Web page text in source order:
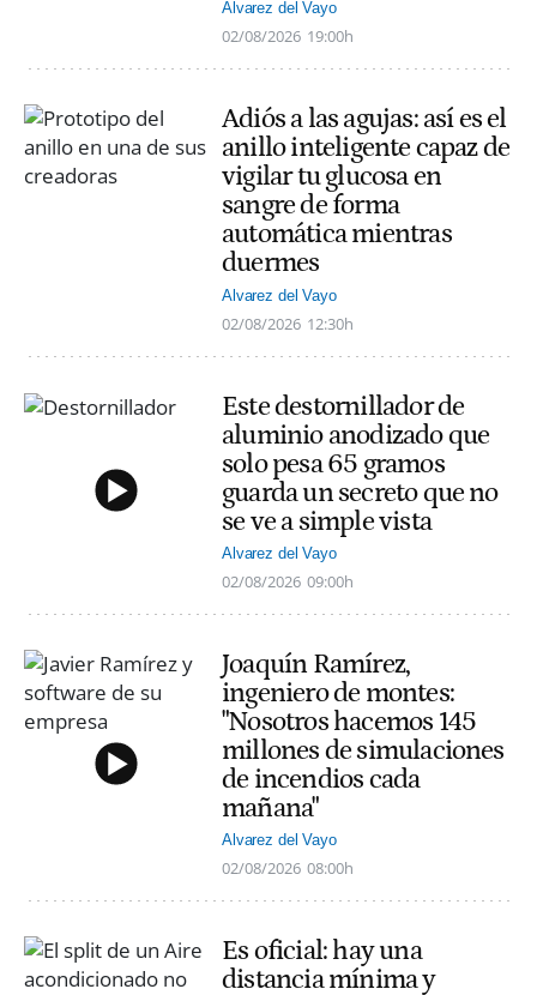
Alvarez del Vayo
02/08/2026 19:00h
Adiós a las agujas: así es el
anillo inteligente capaz de
vigilar tu glucosa en
sangre de forma
automática mientras
duermes
Alvarez del Vayo
02/08/2026 12:30h
Este destornillador de
aluminio anodizado que
solo pesa 65 gramos
guarda un secreto que no
se ve a simple vista
Alvarez del Vayo
02/08/2026 09:00h
Joaquín Ramírez,
ingeniero de montes:
"Nosotros hacemos 145
millones de simulaciones
de incendios cada
mañana"
Alvarez del Vayo
02/08/2026 08:00h
Es oficial: hay una
distancia mínima y